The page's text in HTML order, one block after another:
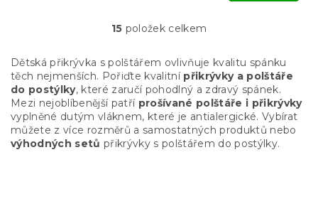
O
l
á
d
a
c
í
p
15 položek celkem
Dětská přikrývka s polštářem ovlivňuje kvalitu spánku
těch nejmenších. Pořiďte kvalitní přikrývky a polštáře
do postýlky, které zaručí pohodlný a zdravý spánek.
Mezi nejoblíbenější patří prošívané polštáře i přikrývky
vyplněné dutým vláknem, které je antialergické. Vybírat
můžete z více rozměrů a samostatných produktů nebo
výhodných setů přikrývky s polštářem do postýlky.